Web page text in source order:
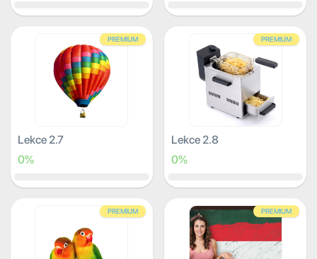
PREMIUM
Lekce 2.7
0%
PREMIUM
Lekce 2.8
0%
PREMIUM PREMIUM